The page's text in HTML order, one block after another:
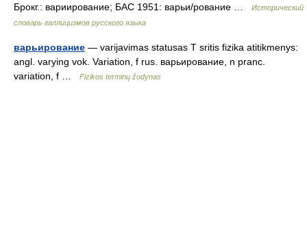
Брокг.: вариирование; БАС 1951: варьи/рование …
Исторический
словарь галлицизмов русского языка
варьирование — varijavimas statusas T sritis fizika atitikmenys:
angl. varying vok. Variation, f rus. варьирование, n pranc.
variation, f …
Fizikos terminų žodynas